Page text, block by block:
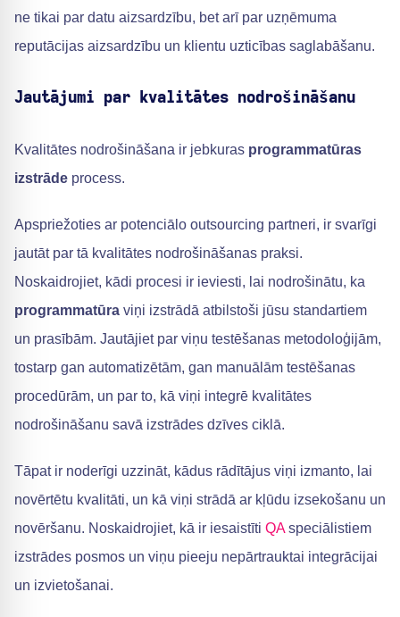
ne tikai par datu aizsardzību, bet arī par uzņēmuma
reputācijas aizsardzību un klientu uzticības saglabāšanu.
Jautājumi par kvalitātes nodrošināšanu
Kvalitātes nodrošināšana ir jebkuras programmatūras
izstrāde process.
Apspriežoties ar potenciālo outsourcing partneri, ir svarīgi
jautāt par tā kvalitātes nodrošināšanas praksi.
Noskaidrojiet, kādi procesi ir ieviesti, lai nodrošinātu, ka
programmatūra viņi izstrādā atbilstoši jūsu standartiem
un prasībām. Jautājiet par viņu testēšanas metodoloģijām,
tostarp gan automatizētām, gan manuālām testēšanas
procedūrām, un par to, kā viņi integrē kvalitātes
nodrošināšanu savā izstrādes dzīves ciklā.
Tāpat ir noderīgi uzzināt, kādus rādītājus viņi izmanto, lai
novērtētu kvalitāti, un kā viņi strādā ar kļūdu izsekošanu un
novēršanu. Noskaidrojiet, kā ir iesaistīti QAspeciālistiem
izstrādes posmos un viņu pieeju nepārtrauktai integrācijai
un izvietošanai.